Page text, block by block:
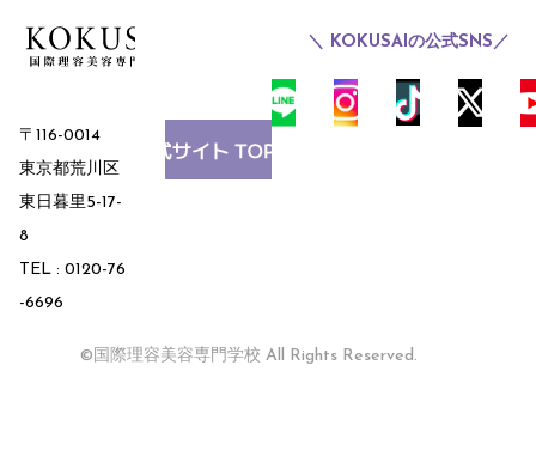
〒116-0014
東京都荒川区
東日暮里5-17-
8
TEL : 0120-76
-6696
＼ KOKUSAIの公式SNS／
©国際理容美容専門学校 All Rights Reserved.